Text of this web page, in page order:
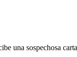
una sospechosa